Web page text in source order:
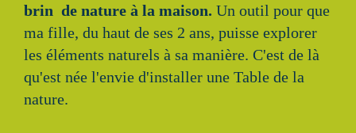
brin de nature à la maison. Un outil pour que
ma fille, du haut de ses 2 ans, puisse explorer
les éléments naturels à sa manière. C'est de là
qu'est née l'envie d'installer une Table de la
nature.